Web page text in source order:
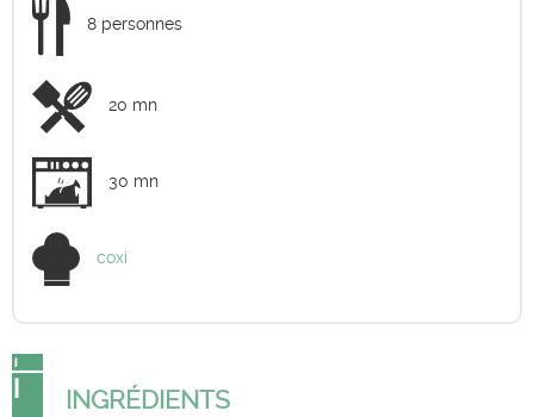
8 personnes
20 mn
30 mn
coxi
INGRÉDIENTS